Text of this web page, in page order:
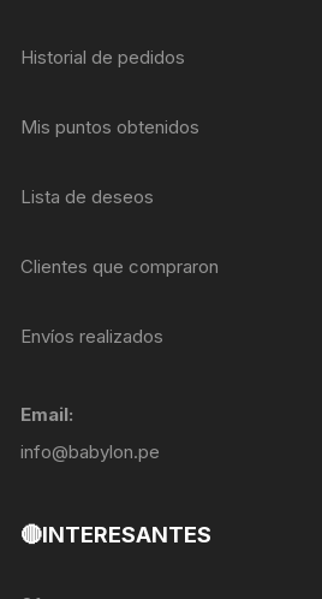
Historial de pedidos
Mis puntos obtenidos
Lista de deseos
Clientes que compraron
Envíos realizados
Email:
info@babylon.pe
🔴INTERESANTES